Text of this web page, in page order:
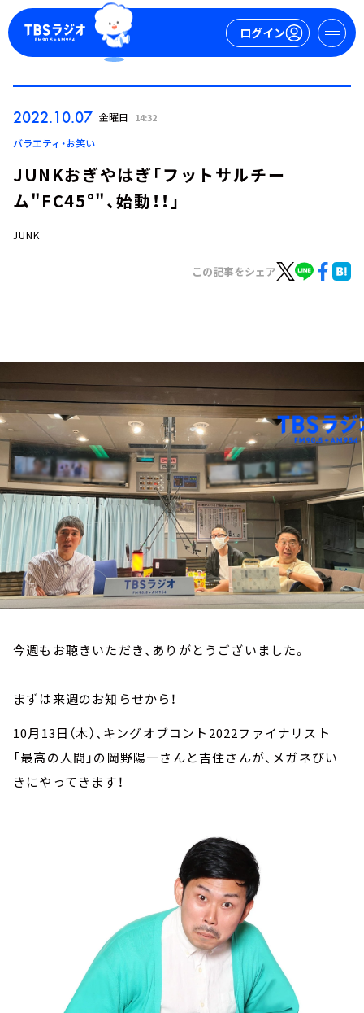
ログイン
ログイン
イベント・グッズ
YouTube
会社情報
2022.10.07 金曜日 14:32
バラエティ・お笑い
JUNKおぎやはぎ「フットサルチー
ム"FC45°"、始動！！」
JUNK
この記事をシェア
今週もお聴きいただき、ありがとうございました。
まずは来週のお知らせから！
10月13日（木）、キングオブコント2022ファイナリスト
「最高の人間」の岡野陽一さんと吉住さんが、メガネびい
きにやってきます！